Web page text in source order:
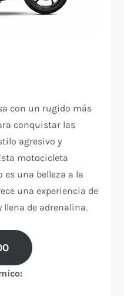
con un rugido más
conquistar las
agresivo y
motocicleta
es una belleza a la
una experiencia de
de adrenalina.